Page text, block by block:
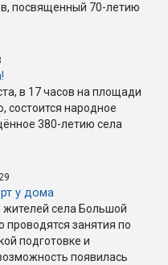
посвященный 70-летию
в 17 часов на площади
состоится народное
380-летию села
у дома
села Большой
проводятся занятия по
подготовке и
появилась